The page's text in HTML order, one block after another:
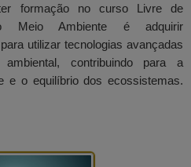
formação no curso Livre de
Meio Ambiente é adquirir
utilizar tecnologias avançadas
contribuindo para a
e o equilíbrio dos ecossistemas.